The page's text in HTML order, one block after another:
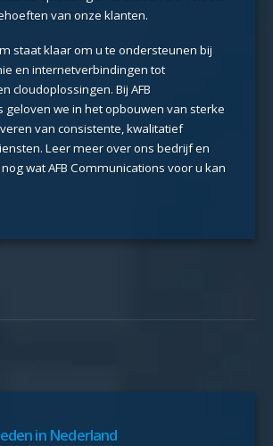
van onze klanten.
staat klaar om u te ondersteunen bij
en internetverbindingen tot
cloudoplossingen. Bij AFB
geloven we in het opbouwen van sterke
van consistente, kwalitatief
Leer meer over ons bedrijf en
wat AFB Communications voor u kan
in Nederland